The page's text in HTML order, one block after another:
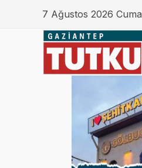
7 Ağustos 2026 Cuma